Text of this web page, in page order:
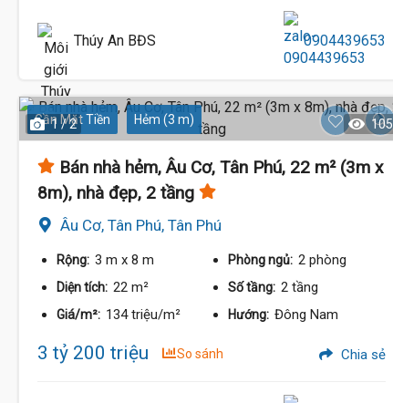
Thúy An BĐS 0904439653
Gần Mặt Tiền Hẻm (3 m)
1 / 2 105
Bán nhà hẻm, Âu Cơ, Tân Phú, 22 m² (3m x
8m), nhà đẹp, 2 tầng
Âu Cơ, Tân Phú, Tân Phú
Rộng: 3 m x 8 m Phòng ngủ: 2 phòng
Diện tích: 22 m² Số tầng: 2 tầng
Giá/m²: 134 triệu/m² Hướng: Đông Nam
3 tỷ 200 triệu So sánh Chia sẻ